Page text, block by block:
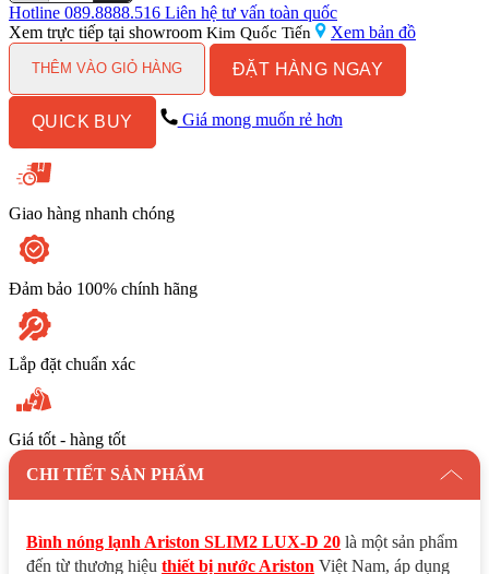
nước
nóng
ARISTON
SLIM2
LUX-
20L
Gián
Tiếp
số
lượng
Hotline 089.8888.516 Liên hệ tư vấn toàn quốc
Xem trực tiếp tại showroom Kim Quốc Tiến Xem bản đồ
THÊM VÀO GIỎ HÀNG ĐẶT HÀNG NGAY
QUICK BUY Giá mong muốn rẻ hơn
Giao hàng nhanh chóng
Đảm bảo 100% chính hãng
Lắp đặt chuẩn xác
Giá tốt - hàng tốt
CHI TIẾT SẢN PHẨM
Bình nóng lạnh Ariston SLIM2 LUX-D 20 là một sản phẩm
đến từ thương hiệu thiết bị nước Ariston Việt Nam, áp dụng